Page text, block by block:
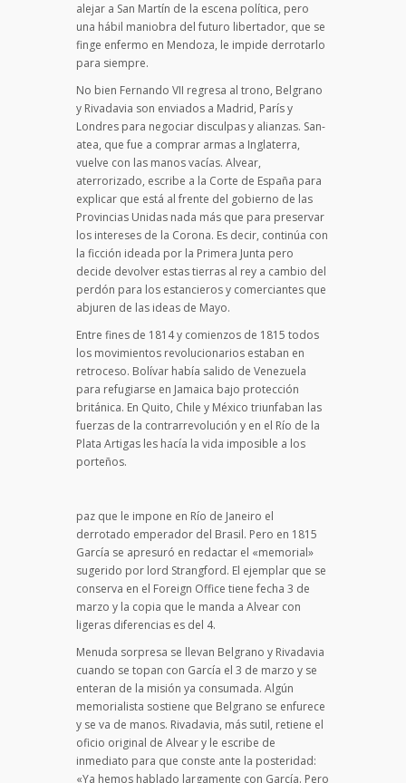
alejar a San Martín de la escena política, pero
una hábil maniobra del futuro libertador, que se
finge enfermo en Mendoza, le impide derrotarlo
para siempre.
No bien Fernando VII regresa al trono, Belgrano
y Rivadavia son enviados a Madrid, París y
Londres para negociar disculpas y alianzas. San-
atea, que fue a com­prar armas a Inglaterra,
vuelve con las manos vacías. Alvear,
aterrorizado, escribe a la Corte de España para
explicar que está al frente del gobierno de las
Provincias Unidas nada más que para preservar
los intereses de la Corona. Es decir, continúa con
la ficción ideada por la Primera Junta pero
decide devolver estas tierras al rey a cambio del
perdón para los estancieros y comerciantes que
abjuren de las ideas de Mayo.
Entre fines de 1814 y comienzos de 1815 todos
los movimientos revolucionarios estaban en
retroceso. Bolí­var había salido de Venezuela
para refugiarse en Jamaica bajo protección
británica. En Quito, Chile y México triun­faban las
fuerzas de la contrarrevolución y en el Río de la
Plata Artigas les hacía la vida imposible a los
porteños.
paz que le impone en Río de Janeiro el
derrotado emperador del Brasil. Pero en 1815
García se apresuró en redactar el «memorial»
sugerido por lord Strangford. El ejemplar que se
conserva en el Foreign Office tiene fecha 3 de
marzo y la copia que le manda a Alvear con
ligeras diferencias es del 4.
Menuda sorpresa se llevan Belgrano y Rivadavia
cuando se topan con García el 3 de marzo y se
enteran de la misión ya consumada. Algún
memorialista sostiene que Belgrano se enfurece
y se va de manos. Rivadavia, más sutil, retiene el
oficio original de Alvear y le escribe de
inmediato para que conste ante la posteridad:
«Ya hemos hablado largamente con García. Pero